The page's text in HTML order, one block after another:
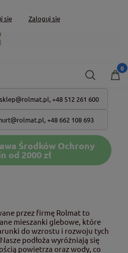
się Zaloguj się
sklep@rolmat.pl, +48 512 261 600
,+48 662 108 693
Środków Ochrony
od 2000 zł
przez firmę Rolmat to
mieszanki glebowe, które
do wzrostu i rozwoju tych
podłoża wyróżniają się
powietrza oraz wody, co